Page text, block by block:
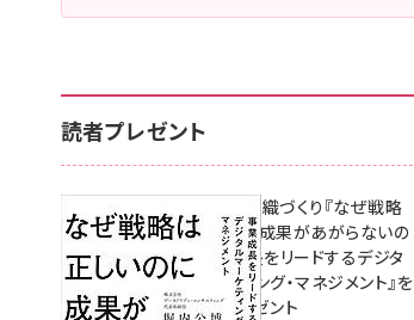
読者プレゼント
成果を生む組織づくり『なぜ戦略
は正しいのに成果があがらないの
か？ 事業成長をリードするデジタ
ルマーケティング・マネジメント』を
3名様にプレゼント